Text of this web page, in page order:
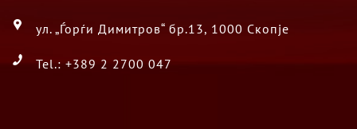
ул. „Ѓорѓи Димитров“ бр.13, 1000 Скопје
Tel.: +389 2 2700 047